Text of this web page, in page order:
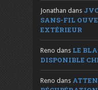
Jonathan dans
SANS-FIL
EXTÉRIEUR
Reno dans LE
DISPONIBLE
Reno dans